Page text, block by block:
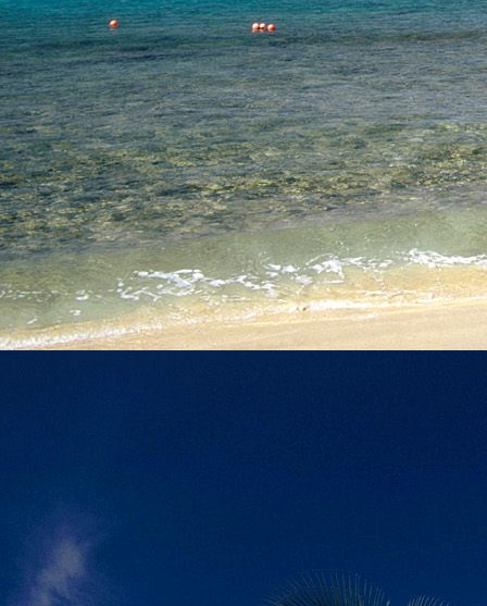
A
folyamatosan
benyújtása a je
történik mind
személyesen.
személyesen a
címen tudjátok
Kérelmeteket